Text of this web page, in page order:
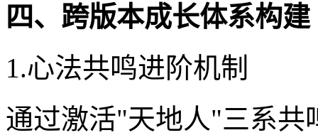
四、跨版本成长体系构建
1.心法共鸣进阶机制
通过激活"天地人"三系共